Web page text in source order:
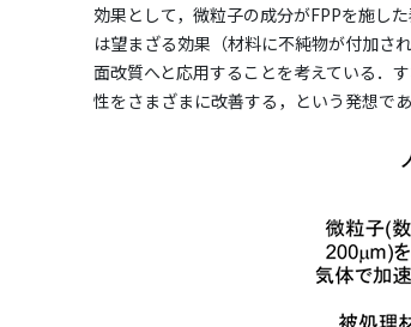
効果として，微粒子の成分がFPPを施し
は望まざる効果（材料に不純物が付加さ
面改質へと応用することを考えている．
性をさまざまに改善する，という発想であ